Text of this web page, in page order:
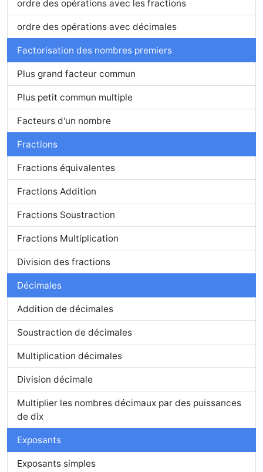
ordre des opérations avec les fractions
ordre des opérations avec décimales
Factorisation des nombres premiers
Plus grand facteur commun
Plus petit commun multiple
Facteurs d'un nombre
Fractions
Fractions équivalentes
Fractions Addition
Fractions Soustraction
Fractions Multiplication
Division des fractions
Décimales
Addition de décimales
Soustraction de décimales
Multiplication décimales
Division décimale
Multiplier les nombres décimaux par des puissances
de dix
Exposants
Exposants simples